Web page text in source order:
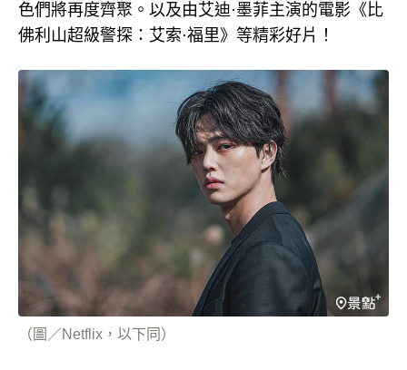
色們將再度齊聚。以及由艾迪·墨菲主演的電影《比
佛利山超級警探：艾索·福里》等精彩好片！
（圖／Netflix，以下同）